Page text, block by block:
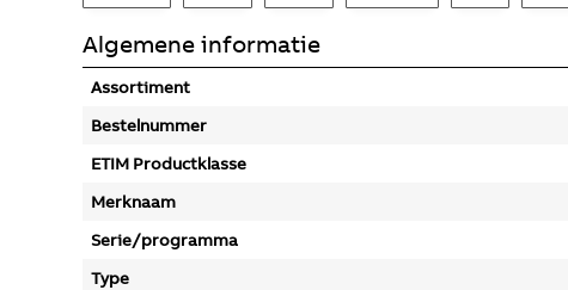
Algemene informatie
Assortiment
Bestelnummer
ETIM Productklasse
Merknaam
Serie/programma
Type